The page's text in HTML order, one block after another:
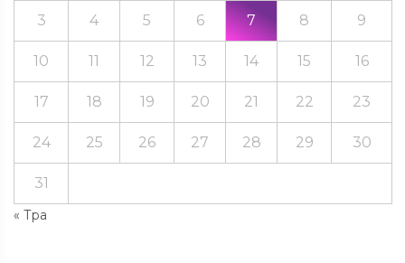
« Тра
3 4 5 6 7 8 9
10 11 12 13 14 15 16
17 18 19 20 21 22 23
24 25 26 27 28 29 30
31